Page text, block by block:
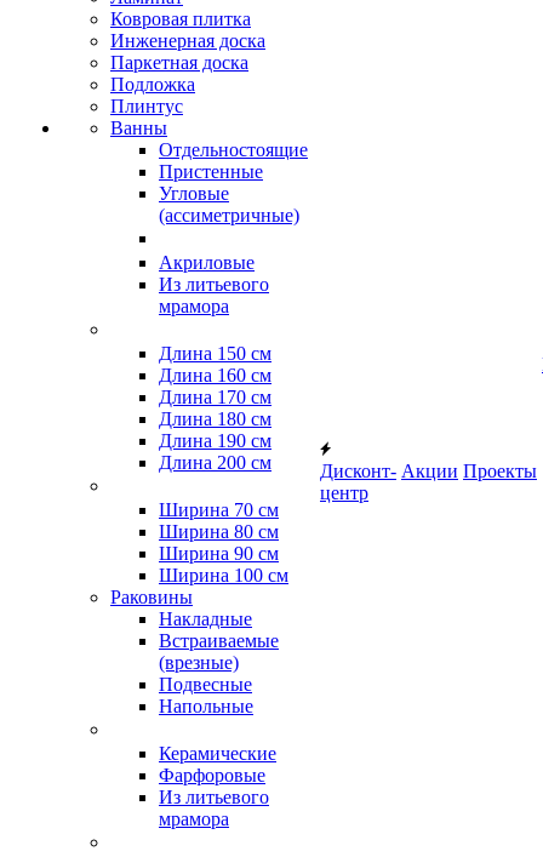
Ковровая плитка
Инженерная доска
Паркетная доска
Подложка
Плинтус
Ванны
Отдельностоящие
Пристенные
Угловые
(ассиметричные)
Акриловые
Из литьевого
мрамора
Длина 150 см
Длина 160 см
Длина 170 см
Длина 180 см
Длина 190 см
Длина 200 см
Ширина 70 см
Ширина 80 см
Ширина 90 см
Ширина 100 см
Раковины
Накладные
Встраиваемые
(врезные)
Подвесные
Напольные
Керамические
Фарфоровые
Из литьевого
мрамора
Дисконт-
центр
Акции Проекты